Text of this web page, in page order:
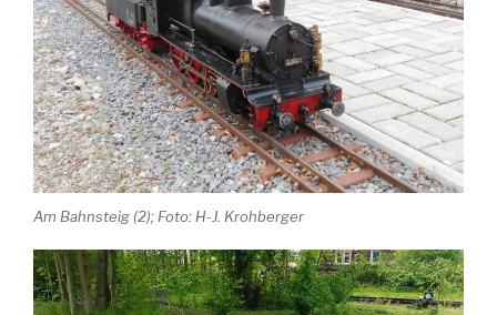
Am Bahnsteig (2); Foto: H-J. Krohberger